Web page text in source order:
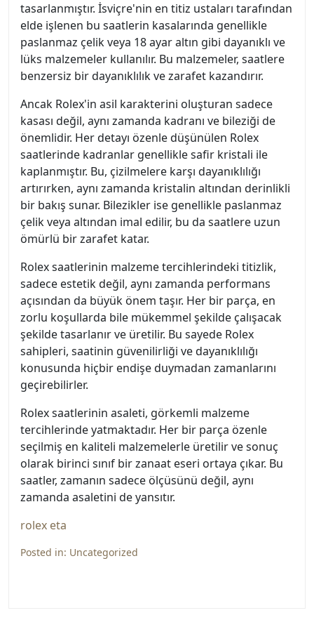
tasarlanmıştır. İsviçre'nin en titiz ustaları tarafından
elde işlenen bu saatlerin kasalarında genellikle
paslanmaz çelik veya 18 ayar altın gibi dayanıklı ve
lüks malzemeler kullanılır. Bu malzemeler, saatlere
benzersiz bir dayanıklılık ve zarafet kazandırır.
Ancak Rolex'in asil karakterini oluşturan sadece
kasası değil, aynı zamanda kadranı ve bileziği de
önemlidir. Her detayı özenle düşünülen Rolex
saatlerinde kadranlar genellikle safir kristali ile
kaplanmıştır. Bu, çizilmelere karşı dayanıklılığı
artırırken, aynı zamanda kristalin altından derinlikli
bir bakış sunar. Bilezikler ise genellikle paslanmaz
çelik veya altından imal edilir, bu da saatlere uzun
ömürlü bir zarafet katar.
Rolex saatlerinin malzeme tercihlerindeki titizlik,
sadece estetik değil, aynı zamanda performans
açısından da büyük önem taşır. Her bir parça, en
zorlu koşullarda bile mükemmel şekilde çalışacak
şekilde tasarlanır ve üretilir. Bu sayede Rolex
sahipleri, saatinin güvenilirliği ve dayanıklılığı
konusunda hiçbir endişe duymadan zamanlarını
geçirebilirler.
Rolex saatlerinin asaleti, görkemli malzeme
tercihlerinde yatmaktadır. Her bir parça özenle
seçilmiş en kaliteli malzemelerle üretilir ve sonuç
olarak birinci sınıf bir zanaat eseri ortaya çıkar. Bu
saatler, zamanın sadece ölçüsünü değil, aynı
zamanda asaletini de yansıtır.
rolex eta
Posted in: Uncategorized